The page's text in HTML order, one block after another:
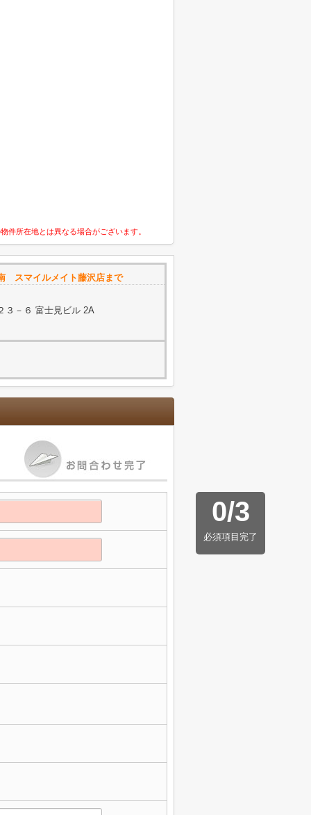
件所在地とは異なる場合がございます。
スマイルメイト藤沢店まで
３－６ 富士見ビル 2A
0/3
必須項目完了